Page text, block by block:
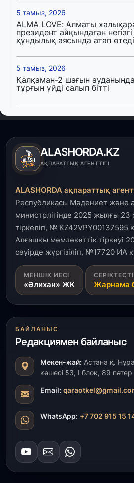
5 тамыз, 2026
ALMA LOVE: Алматы
президент айқындаған
құндылық аясында атап өтеді
5 тамыз, 2026
Қалқаман-2 шағын
тұрғын үйді салып бітті
4 тамыз, 2026
артады – Үкімет отырысы
3 тамыз, 2026
Өңірлерде жаңа вокзалдар,
пайдалануға берілді
3 тамыз, 2026
Қызылордада 300 орындық
Президенттік кітапхана
салынып жатыр
1 тамыз, 2026
Кинопоиск Қазақстан
танымал онлайн-
Ақмола облысындағы
ұстаздар «Әділет»
айтты
31 шілде, 2026
ҚР Президенті Орталық Азия
ұзақмерзімді
ұсынды
31 шілде, 2026
«Ауыл аманаты»:
4 223 жоба
ALASHORDA.KZ
АҚПАРАТТЫҚ АГЕНТТІГІ
ALASHORDA ақпараттық
Республикасы Мәдениет және
министрлігінде 2025 жылғы 23
тіркеліп, № KZ42VPY00137595
Алғашқы мемлекеттік тіркеуі
сәуірде жүргізіліп, №17720 ИА
МЕНШІК ИЕСІ
«Әлихан» ЖК Жарнама
БАЙЛАНЫС
Редакциямен байланыс
Мекен-жай: Астана қ.
көшесі 53, І блок, 89 пәтер
Email:
WhatsApp: +7 702 915 15